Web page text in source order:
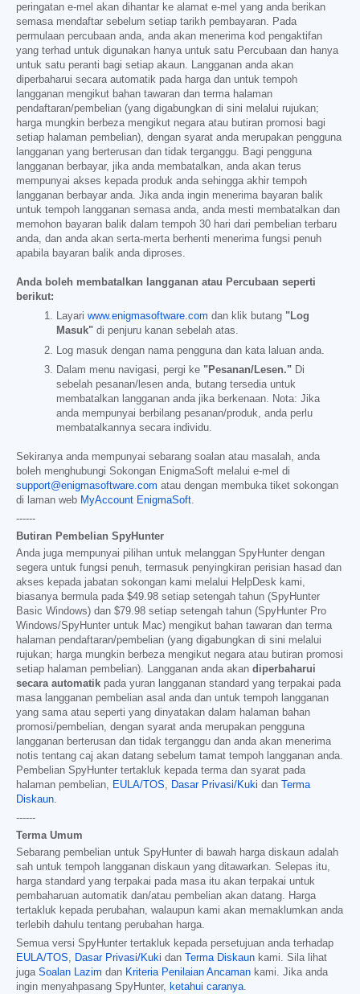
peringatan e-mel akan dihantar ke alamat e-mel yang anda berikan
semasa mendaftar sebelum setiap tarikh pembayaran. Pada
permulaan percubaan anda, anda akan menerima kod pengaktifan
yang terhad untuk digunakan hanya untuk satu Percubaan dan hanya
untuk satu peranti bagi setiap akaun. Langganan anda akan
diperbaharui secara automatik pada harga dan untuk tempoh
langganan mengikut bahan tawaran dan terma halaman
pendaftaran/pembelian (yang digabungkan di sini melalui rujukan;
harga mungkin berbeza mengikut negara atau butiran promosi bagi
setiap halaman pembelian), dengan syarat anda merupakan pengguna
langganan yang berterusan dan tidak terganggu. Bagi pengguna
langganan berbayar, jika anda membatalkan, anda akan terus
mempunyai akses kepada produk anda sehingga akhir tempoh
langganan berbayar anda. Jika anda ingin menerima bayaran balik
untuk tempoh langganan semasa anda, anda mesti membatalkan dan
memohon bayaran balik dalam tempoh 30 hari dari pembelian terbaru
anda, dan anda akan serta-merta berhenti menerima fungsi penuh
apabila bayaran balik anda diproses.
Anda boleh membatalkan langganan atau Percubaan seperti
berikut:
Layari www.enigmasoftware.com dan klik butang "Log
Masuk" di penjuru kanan sebelah atas.
Log masuk dengan nama pengguna dan kata laluan anda.
Dalam menu navigasi, pergi ke "Pesanan/Lesen." Di
sebelah pesanan/lesen anda, butang tersedia untuk
membatalkan langganan anda jika berkenaan. Nota: Jika
anda mempunyai berbilang pesanan/produk, anda perlu
membatalkannya secara individu.
Sekiranya anda mempunyai sebarang soalan atau masalah, anda
boleh menghubungi Sokongan EnigmaSoft melalui e-mel di
support@enigmasoftware.com atau dengan membuka tiket sokongan
di laman web MyAccount EnigmaSoft.
------
Butiran Pembelian SpyHunter
Anda juga mempunyai pilihan untuk melanggan SpyHunter dengan
segera untuk fungsi penuh, termasuk penyingkiran perisian hasad dan
akses kepada jabatan sokongan kami melalui HelpDesk kami,
biasanya bermula pada $49.98 setiap setengah tahun (SpyHunter
Basic Windows) dan $79.98 setiap setengah tahun (SpyHunter Pro
Windows/SpyHunter untuk Mac) mengikut bahan tawaran dan terma
halaman pendaftaran/pembelian (yang digabungkan di sini melalui
rujukan; harga mungkin berbeza mengikut negara atau butiran promosi
setiap halaman pembelian). Langganan anda akan diperbaharui
secara automatik pada yuran langganan standard yang terpakai pada
masa langganan pembelian asal anda dan untuk tempoh langganan
yang sama atau seperti yang dinyatakan dalam halaman bahan
promosi/pembelian, dengan syarat anda merupakan pengguna
langganan berterusan dan tidak terganggu dan anda akan menerima
notis tentang caj akan datang sebelum tamat tempoh langganan anda.
Pembelian SpyHunter tertakluk kepada terma dan syarat pada
halaman pembelian, EULA/TOS, Dasar Privasi/Kuki dan
Terma
Diskaun.
------
Terma Umum
Sebarang pembelian untuk SpyHunter di bawah harga diskaun adalah
sah untuk tempoh langganan diskaun yang ditawarkan. Selepas itu,
harga standard yang terpakai pada masa itu akan terpakai untuk
pembaharuan automatik dan/atau pembelian akan datang. Harga
tertakluk kepada perubahan, walaupun kami akan memaklumkan anda
terlebih dahulu tentang perubahan harga.
Semua versi SpyHunter tertakluk kepada persetujuan anda terhadap
EULA/TOS, Dasar Privasi/Kuki dan Terma Diskaun kami. Sila lihat
juga Soalan Lazim dan Kriteria Penilaian Ancaman kami. Jika anda
ingin menyahpasang SpyHunter, ketahui caranya.